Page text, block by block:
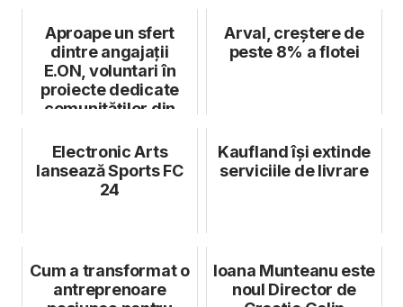
Aproape un sfert
dintre angajații
E.ON, voluntari în
proiecte dedicate
comunităților din
Arval, creștere de
peste 8% a flotei
Electronic Arts
lansează Sports FC
24
Kaufland își extinde
serviciile de livrare
Cum a transformat o
antreprenoare
Ioana Munteanu este
noul Director de